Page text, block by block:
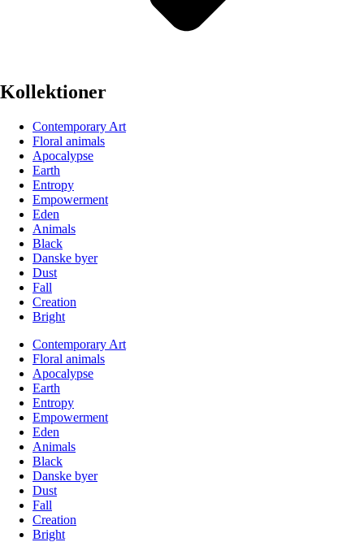
Kollektioner
Contemporary Art
Floral animals
Apocalypse
Earth
Entropy
Empowerment
Eden
Animals
Black
Danske byer
Dust
Fall
Creation
Bright
Contemporary Art
Floral animals
Apocalypse
Earth
Entropy
Empowerment
Eden
Animals
Black
Danske byer
Dust
Fall
Creation
Bright